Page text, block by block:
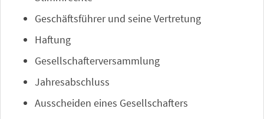
Geschäftsführer und seine Vertretung
Haftung
Gesellschafterversammlung
Jahresabschluss
Ausscheiden eines Gesellschafters